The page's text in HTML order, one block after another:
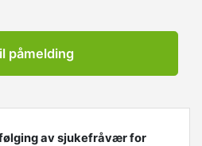
påmelding
av sjukefråvær for